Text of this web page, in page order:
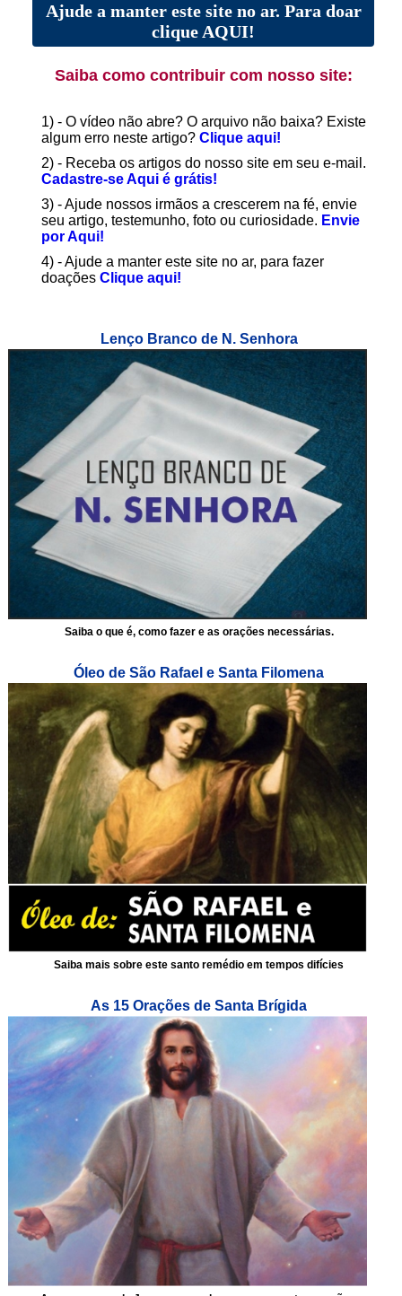
Ajude a manter este site no ar. Para doar
clique AQUI!
Saiba como contribuir com nosso site:
1) - O vídeo não abre? O arquivo não baixa? Existe
algum erro neste artigo? Clique aqui!
2) - Receba os artigos do nosso site em seu e-mail.
Cadastre-se Aqui é grátis!
3) - Ajude nossos irmãos a crescerem na fé, envie
seu artigo, testemunho, foto ou curiosidade. Envie
por Aqui!
4) - Ajude a manter este site no ar, para fazer
doações Clique aqui!
Lenço Branco de N. Senhora
Saiba o que é, como fazer e as orações necessárias.
Óleo de São Rafael e Santa Filomena
Saiba mais sobre este santo remédio em tempos difícies
As 15 Orações de Santa Brígida